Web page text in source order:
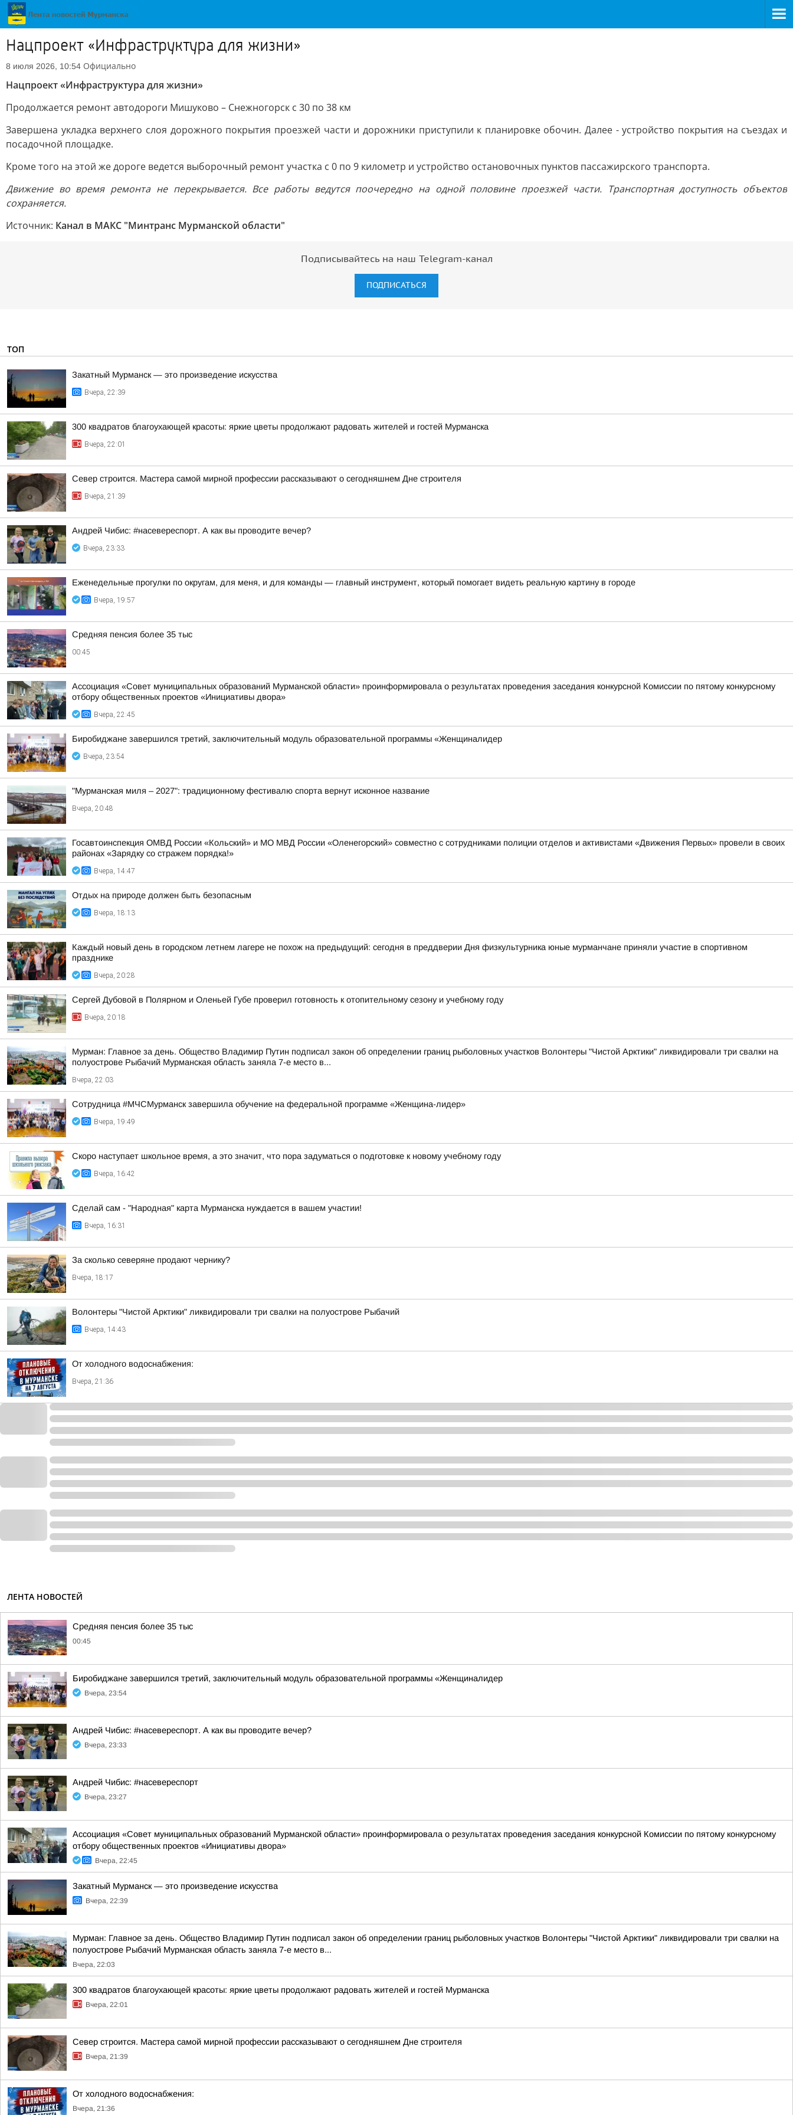
Нацпроект «Инфраструктура для жизни»
8 июля 2026, 10:54 Официально
Нацпроект «Инфраструктура для жизни»
Продолжается ремонт автодороги Мишуково – Снежногорск с 30 по 38 км
Завершена укладка верхнего слоя дорожного покрытия проезжей части и дорожники приступили к планировке обочин. Далее - устройство покрытия на съездах и
посадочной площадке.
Кроме того на этой же дороге ведется выборочный ремонт участка с 0 по 9 километр и устройство остановочных пунктов пассажирского транспорта.
Движение во время ремонта не перекрывается. Все работы ведутся поочередно на одной половине проезжей части. Транспортная доступность объектов
сохраняется.
Источник: Канал в МАКС "Минтранс Мурманской области"
Подписывайтесь на наш Telegram-канал
ПОДПИСАТЬСЯ
ТОП
Закатный Мурманск — это произведение искусства
Вчера, 22:39
300 квадратов благоухающей красоты: яркие цветы продолжают радовать жителей и гостей Мурманска
Вчера, 22:01
Север строится. Мастера самой мирной профессии рассказывают о сегодняшнем Дне строителя
Вчера, 21:39
Андрей Чибис: #насевереспорт. А как вы проводите вечер?
Вчера, 23:33
Еженедельные прогулки по округам, для меня, и для команды — главный инструмент, который помогает видеть реальную картину в городе
Вчера, 19:57
Средняя пенсия более 35 тыс
00:45
Ассоциация «Совет муниципальных образований Мурманской области» проинформировала о результатах проведения заседания конкурсной Комиссии по пятому конкурсному
отбору общественных проектов «Инициативы двора»
Вчера, 22:45
Биробиджане завершился третий, заключительный модуль образовательной программы «Женщиналидер
Вчера, 23:54
"Мурманская миля – 2027": традиционному фестивалю спорта вернут исконное название
Вчера, 20:48
Госавтоинспекция ОМВД России «Кольский» и МО МВД России «Оленегорский» совместно с сотрудниками полиции отделов и активистами «Движения Первых» провели в своих
районах «Зарядку со стражем порядка!»
Вчера, 14:47
Отдых на природе должен быть безопасным
Вчера, 18:13
Каждый новый день в городском летнем лагере не похож на предыдущий: сегодня в преддверии Дня физкультурника юные мурманчане приняли участие в спортивном
празднике
Вчера, 20:28
Сергей Дубовой в Полярном и Оленьей Губе проверил готовность к отопительному сезону и учебному году
Вчера, 20:18
Мурман: Главное за день. Общество Владимир Путин подписал закон об определении границ рыболовных участков Волонтеры "Чистой Арктики" ликвидировали три свалки на
полуострове Рыбачий Мурманская область заняла 7-е место в...
Вчера, 22:03
Сотрудница #МЧСМурманск завершила обучение на федеральной программе «Женщина-лидер»
Вчера, 19:49
Скоро наступает школьное время, а это значит, что пора задуматься о подготовке к новому учебному году
Вчера, 16:42
Сделай сам - "Народная" карта Мурманска нуждается в вашем участии!
Вчера, 16:31
За сколько северяне продают чернику?
Вчера, 18:17
Волонтеры "Чистой Арктики" ликвидировали три свалки на полуострове Рыбачий
Вчера, 14:43
От холодного водоснабжения:
Вчера, 21:36
ЛЕНТА НОВОСТЕЙ
Средняя пенсия более 35 тыс
00:45
Биробиджане завершился третий, заключительный модуль образовательной программы «Женщиналидер
Вчера, 23:54
Андрей Чибис: #насевереспорт. А как вы проводите вечер?
Вчера, 23:33
Андрей Чибис: #насевереспорт
Вчера, 23:27
Ассоциация «Совет муниципальных образований Мурманской области» проинформировала о результатах проведения заседания конкурсной Комиссии по пятому конкурсному
отбору общественных проектов «Инициативы двора»
Вчера, 22:45
Закатный Мурманск — это произведение искусства
Вчера, 22:39
Мурман: Главное за день. Общество Владимир Путин подписал закон об определении границ рыболовных участков Волонтеры "Чистой Арктики" ликвидировали три свалки на
полуострове Рыбачий Мурманская область заняла 7-е место в...
Вчера, 22:03
300 квадратов благоухающей красоты: яркие цветы продолжают радовать жителей и гостей Мурманска
Вчера, 22:01
Север строится. Мастера самой мирной профессии рассказывают о сегодняшнем Дне строителя
Вчера, 21:39
От холодного водоснабжения:
Вчера, 21:36